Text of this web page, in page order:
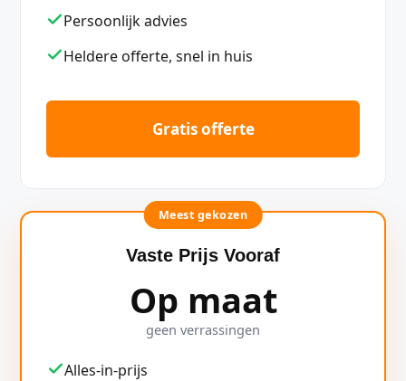
Persoonlijk advies
Heldere offerte, snel in huis
Gratis offerte
Meest gekozen
Vaste Prijs Vooraf
Op maat
geen verrassingen
Alles-in-prijs